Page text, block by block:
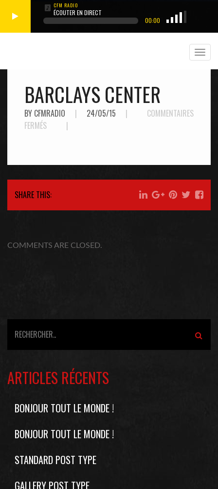
ÉCOUTER EN DIRECT
00:00
BARCLAYS CENTER
BY CFMRADIO | 24/05/15 |
COMMENTAIRES
FERMÉS
SUR|
SHARE THIS:
COMMENTS ARE CLOSED.
ARTICLES RÉCENTS
BONJOUR TOUT LE MONDE !
BONJOUR TOUT LE MONDE !
STANDARD POST TYPE
GALLERY POST TYPE